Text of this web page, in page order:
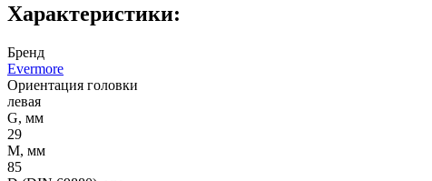
Характеристики:
Бренд
Evermore
Ориентация головки
левая
G, мм
29
M, мм
85